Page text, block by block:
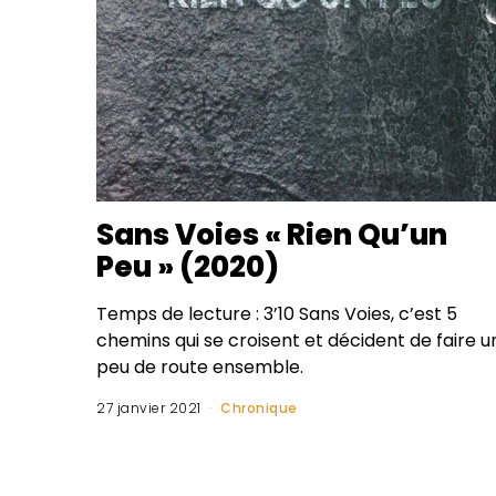
Sans Voies « Rien Qu’un
Peu » (2020)
Temps de lecture : 3’10 Sans Voies, c’est 5
chemins qui se croisent et décident de faire
peu de route ensemble.
27 janvier 2021 Chronique